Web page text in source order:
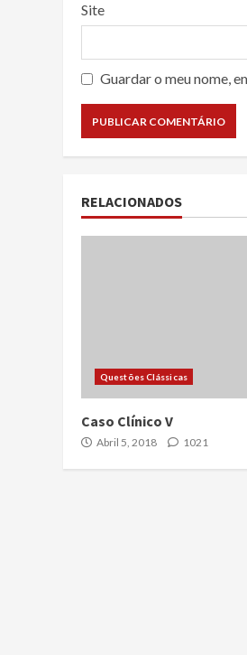
Site
Guardar o meu nome,
RELACIONADOS
Questões Clássicas
Caso Clínico V
Abril 5, 2018 1021